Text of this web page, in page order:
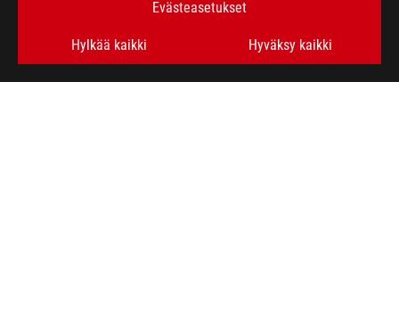
Evästeasetukset
Hylkää kaikki Hyväksy kaikki
Brand and product names mentioned are trademarks of their
Unless otherwise stated, all performance claims are based
situations.